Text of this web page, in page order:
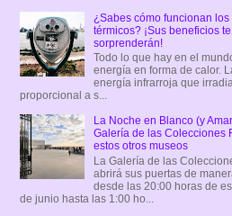
¿Sabes cómo funcionan los
térmicos? ¡Sus beneficios te
sorprenderán!
Todo lo que hay en el
energía en forma de calor.
energía infrarroja que
proporcional a s...
La Noche en Blanco (y
Galería de las Colecciones
estos otros museos
La Galería de las
abrirá sus puertas de
desde las 20:00 horas de
de junio hasta las 1:00 ho...